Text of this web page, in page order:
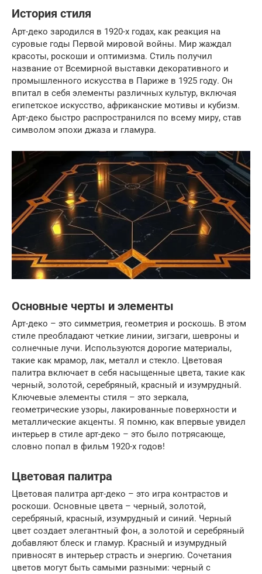
История стиля
Арт-деко зародился в 1920-х годах, как реакция на
суровые годы Первой мировой войны. Мир жаждал
красоты, роскоши и оптимизма. Стиль получил
название от Всемирной выставки декоративного и
промышленного искусства в Париже в 1925 году. Он
впитал в себя элементы различных культур, включая
египетское искусство, африканские мотивы и кубизм.
Арт-деко быстро распространился по всему миру, став
символом эпохи джаза и гламура.
Основные черты и элементы
Арт-деко – это симметрия, геометрия и роскошь. В этом
стиле преобладают четкие линии, зигзаги, шевроны и
солнечные лучи. Используются дорогие материалы,
такие как мрамор, лак, металл и стекло. Цветовая
палитра включает в себя насыщенные цвета, такие как
черный, золотой, серебряный, красный и изумрудный.
Ключевые элементы стиля – это зеркала,
геометрические узоры, лакированные поверхности и
металлические акценты. Я помню, как впервые увидел
интерьер в стиле арт-деко – это было потрясающе,
словно попал в фильм 1920-х годов!
Цветовая палитра
Цветовая палитра арт-деко – это игра контрастов и
роскоши. Основные цвета – черный, золотой,
серебряный, красный, изумрудный и синий. Черный
цвет создает элегантный фон, а золотой и серебряный
добавляют блеск и гламур. Красный и изумрудный
привносят в интерьер страсть и энергию. Сочетания
цветов могут быть самыми разными: черный с